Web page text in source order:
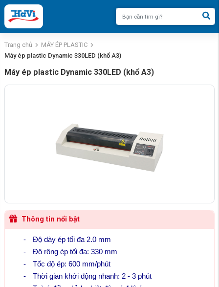
Trang chủ
MÁY ÉP PLASTIC
Máy ép plastic Dynamic 330LED (khổ A3)
Máy ép plastic Dynamic 330LED (khổ A3)
Thông tin nổi bật
-
Độ dày ép tối đa 2.0 mm
-
Độ rộng ép tối đa: 330 mm
-
Tốc độ ép: 600 mm/phút
-
Thời gian khởi động nhanh: 2 - 3 phút